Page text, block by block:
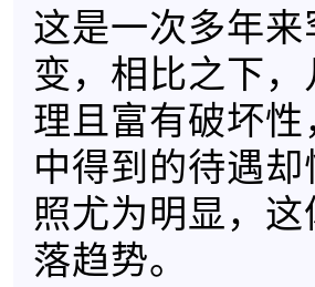
这是一次多年
变，相比之下
理且富有破坏
中得到的待遇
照尤为明显，
落趋势。